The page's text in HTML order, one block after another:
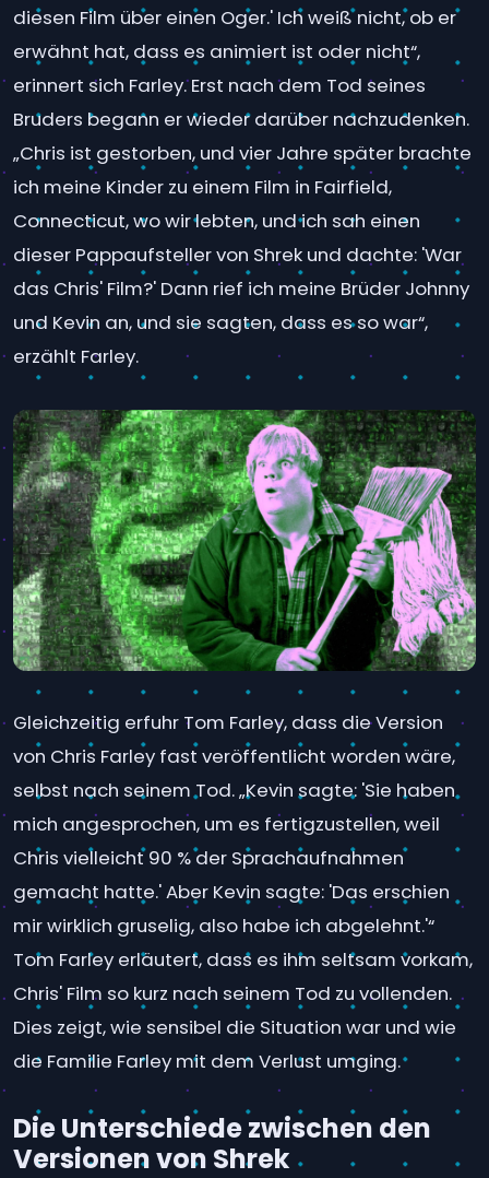
diesen Film über einen Oger.' Ich weiß nicht, ob er
erwähnt hat, dass es animiert ist oder nicht“,
erinnert sich Farley. Erst nach dem Tod seines
Bruders begann er wieder darüber nachzudenken.
„Chris ist gestorben, und vier Jahre später brachte
ich meine Kinder zu einem Film in Fairfield,
Connecticut, wo wir lebten, und ich sah einen
dieser Pappaufsteller von Shrek und dachte: 'War
das Chris' Film?' Dann rief ich meine Brüder Johnny
und Kevin an, und sie sagten, dass es so war“,
erzählt Farley.
Gleichzeitig erfuhr Tom Farley, dass die Version
von Chris Farley fast veröffentlicht worden wäre,
selbst nach seinem Tod. „Kevin sagte: 'Sie haben
mich angesprochen, um es fertigzustellen, weil
Chris vielleicht 90 % der Sprachaufnahmen
gemacht hatte.' Aber Kevin sagte: 'Das erschien
mir wirklich gruselig, also habe ich abgelehnt.'“
Tom Farley erläutert, dass es ihm seltsam vorkam,
Chris' Film so kurz nach seinem Tod zu vollenden.
Dies zeigt, wie sensibel die Situation war und wie
die Familie Farley mit dem Verlust umging.
Die Unterschiede zwischen den
Versionen von Shrek